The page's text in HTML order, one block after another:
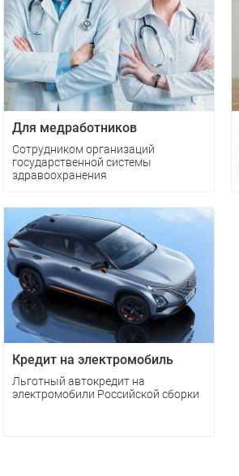
Для медработников
Cотрудником организаций
государственной системы
здравоохранения
Кредит на электромобиль
Льготный автокредит на
электромобили Российской сборки